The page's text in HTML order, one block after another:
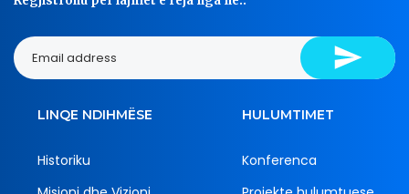
LINQE NDIHMËSE
Historiku
HULUMTIMET
Konferenca